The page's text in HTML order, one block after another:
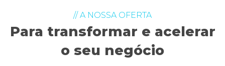
// A NOSSA OFERTA
Para transformar e acelerar
o seu negócio